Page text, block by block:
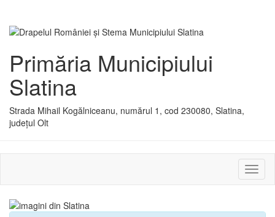
Primăria Municipiului
Slatina
Strada Mihail Kogălniceanu, numărul 1, cod 230080, Slatina,
județul Olt
sau